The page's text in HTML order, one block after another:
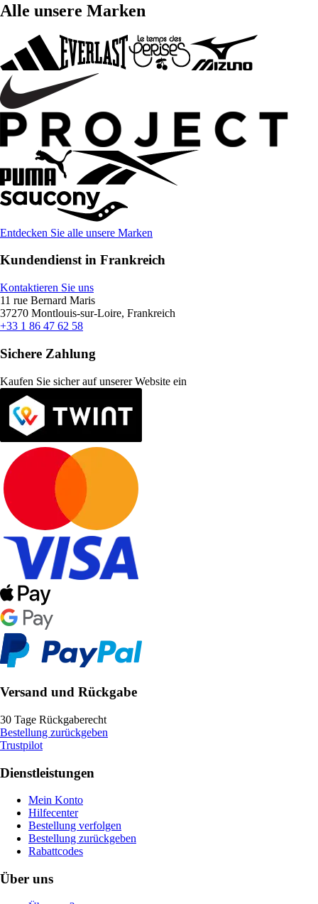
Alle unsere Marken
Entdecken Sie alle unsere Marken
Kundendienst in Frankreich
Kontaktieren Sie uns
11 rue Bernard Maris
37270 Montlouis-sur-Loire, Frankreich
+33 1 86 47 62 58
Sichere Zahlung
Kaufen Sie sicher auf unserer Website ein
Versand und Rückgabe
30 Tage Rückgaberecht
Bestellung zurückgeben
Trustpilot
Dienstleistungen
Mein Konto
Hilfecenter
Bestellung verfolgen
Bestellung zurückgeben
Rabattcodes
Über uns